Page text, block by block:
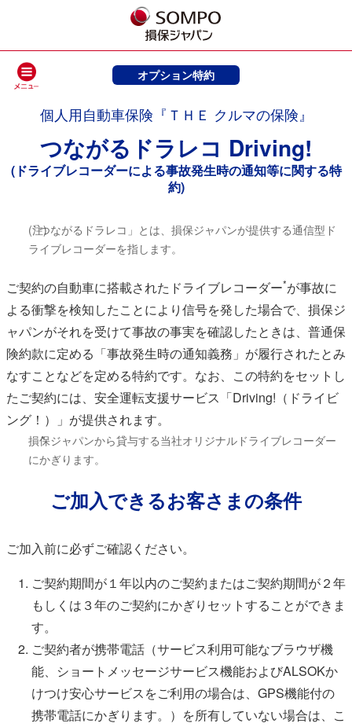
オプション特約
個人用自動車保険『ＴＨＥ クルマの保険』
つながるドラレコ Driving!
(ドライブレコーダーによる事故発生時の通知等に関する特
約)
(注)
「つながるドラレコ」とは、損保ジャパンが提供する通信型ド
ライブレコーダーを指します。
ご契約の自動車に搭載されたドライブレコーダー*が事故に
よる衝撃を検知したことにより信号を発した場合で、損保ジ
ャパンがそれを受けて事故の事実を確認したときは、普通保
険約款に定める「事故発生時の通知義務」が履行されたとみ
なすことなどを定める特約です。なお、この特約をセットし
たご契約には、安全運転支援サービス「Driving!（ドライビ
ング！）」が提供されます。
*
損保ジャパンから貸与する当社オリジナルドライブレコーダー
にかぎります。
ご加入できるお客さまの条件
ご加入前に必ずご確認ください。
ご契約期間が１年以内のご契約またはご契約期間が２年
もしくは３年のご契約にかぎりセットすることができま
す。
ご契約者が携帯電話（サービス利用可能なブラウザ機
能、ショートメッセージサービス機能およびALSOKか
けつけ安心サービスをご利用の場合は、GPS機能付の
携帯電話にかぎります。）を所有していない場合は、こ